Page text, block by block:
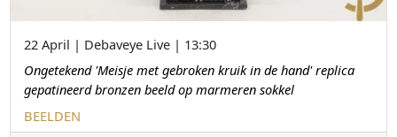
22 April | Debaveye Live | 13:30
Ongetekend 'Meisje met gebroken kruik in de hand' replica
gepatineerd bronzen beeld op marmeren sokkel
BEELDEN